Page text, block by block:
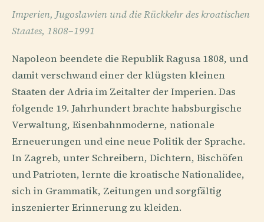
Imperien, Jugoslawien und die Rückkehr des kroatischen
Staates, 1808–1991
Napoleon beendete die Republik Ragusa 1808, und
damit verschwand einer der klügsten kleinen
Staaten der Adria im Zeitalter der Imperien. Das
folgende 19. Jahrhundert brachte habsburgische
Verwaltung, Eisenbahnmoderne, nationale
Erneuerungen und eine neue Politik der Sprache.
In Zagreb, unter Schreibern, Dichtern, Bischöfen
und Patrioten, lernte die kroatische Nationalidee,
sich in Grammatik, Zeitungen und sorgfältig
inszenierter Erinnerung zu kleiden.